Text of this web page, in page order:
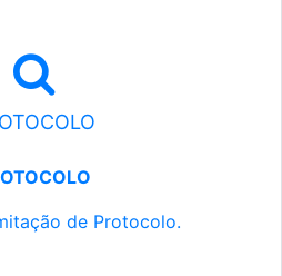
de Protocolo.